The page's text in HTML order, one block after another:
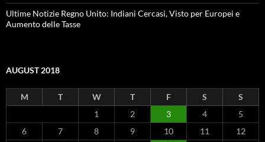
Ultime Notizie Regno Unito: Indiani Cercasi, Visto per Europei e
Aumento delle Tasse
AUGUST 2018
M T W T F S
S
1
2 3 4
5
6
7 8 9 10 11
12